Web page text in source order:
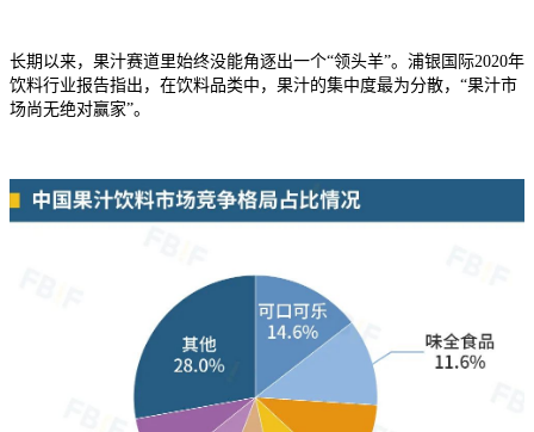
长期以来，果汁赛道里始终没能角逐出一个“领头羊”。浦银国际2020年
饮料行业报告指出，在饮料品类中，果汁的集中度最为分散，“果汁市
场尚无绝对赢家”。